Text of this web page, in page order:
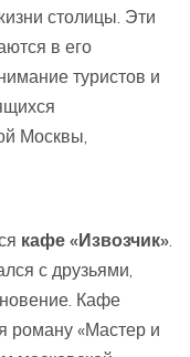
столицы. Эти
в его
туристов и
Москвы,
кафе «Извозчик».
с друзьями,
Кафе
роману «Мастер и